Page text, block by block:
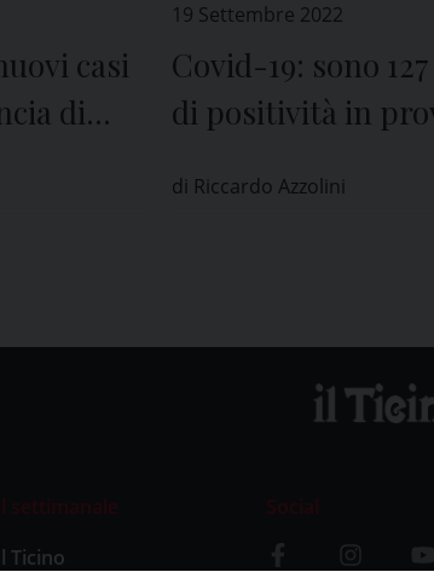
casi
di
19 Settembre 2022
Covid-19: sono
di positività in
di Riccardo Azzolini
settimanale
Ticino
Social